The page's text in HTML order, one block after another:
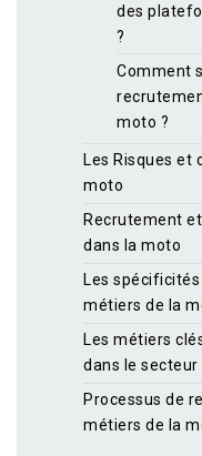
des
?
Comment
moto ?
Les Risques
moto
Recrutement
dans la moto
Les
métiers de la
Les métiers
dans le secteur
Processus de
métiers de la